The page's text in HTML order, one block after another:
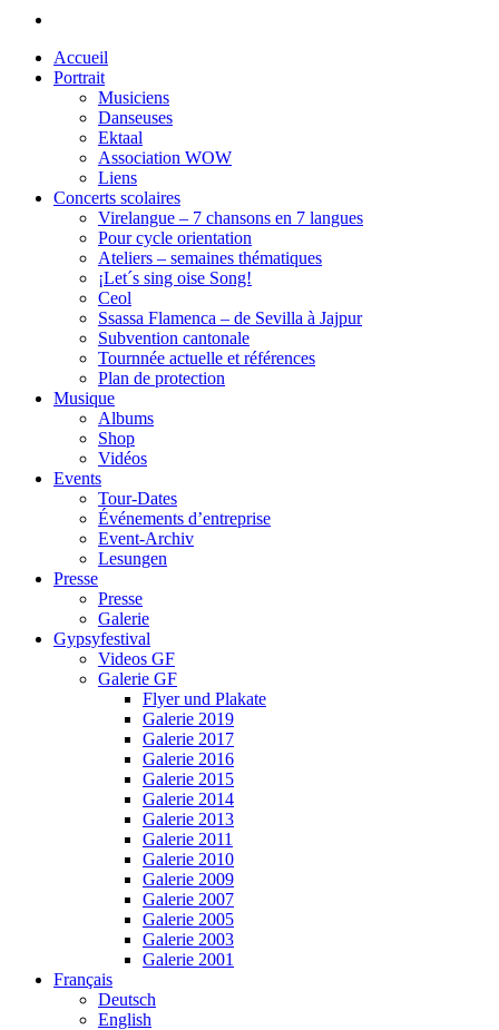
Accueil
Portrait
Musiciens
Danseuses
Ektaal
Association WOW
Liens
Concerts scolaires
Virelangue – 7 chansons en 7 langues
Pour cycle orientation
Ateliers – semaines thématiques
¡Let´s sing oise Song!
Ceol
Ssassa Flamenca – de Sevilla à Jajpur
Subvention cantonale
Tournnée actuelle et références
Plan de protection
Musique
Albums
Shop
Vidéos
Events
Tour-Dates
Événements d’entreprise
Event-Archiv
Lesungen
Presse
Presse
Galerie
Gypsyfestival
Videos GF
Galerie GF
Flyer und Plakate
Galerie 2019
Galerie 2017
Galerie 2016
Galerie 2015
Galerie 2014
Galerie 2013
Galerie 2011
Galerie 2010
Galerie 2009
Galerie 2007
Galerie 2005
Galerie 2003
Galerie 2001
Français
Deutsch
English